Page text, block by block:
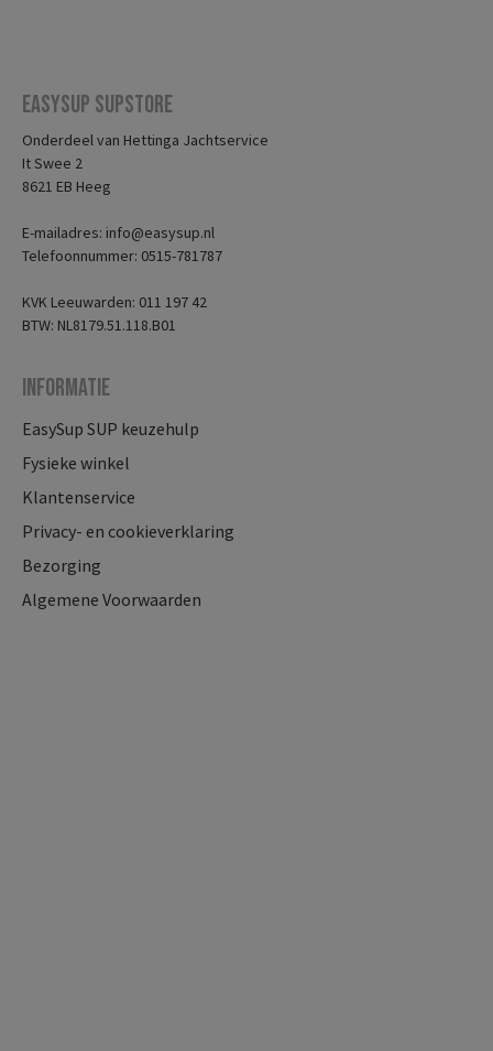
Easysup Supstore
Onderdeel van Hettinga Jachtservice
It Swee 2
8621 EB Heeg
E-mailadres: info@easysup.nl
Telefoonnummer: 0515-781787
KVK Leeuwarden: 011 197 42
BTW: NL8179.51.118.B01
Informatie
EasySup SUP keuzehulp
Fysieke winkel
Klantenservice
Privacy- en cookieverklaring
Bezorging
Algemene Voorwaarden